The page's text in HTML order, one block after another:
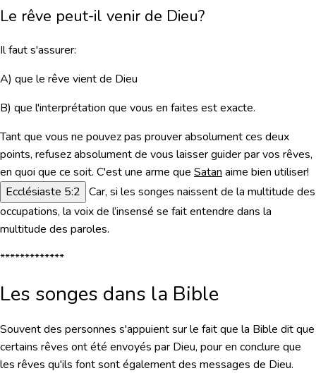
Le rêve peut-il venir de Dieu?
Il faut s'assurer:
A) que le rêve vient de Dieu
B) que l'interprétation que vous en faites est exacte.
Tant que vous ne pouvezpas prouver absolument ces deux
points, refusez absolument de vous laisser guider par vos rêves,
en quoi que ce soit. C'est une arme que Satan aime bien utiliser!
Ecclésiaste 5:2 Car, si les songes naissent de la multitude des
occupations, la voix de l’insensé se fait entendre dans la
multitude des paroles.
*************
Les songes dans la Bible
Souvent des personnes s'appuient sur le fait que la Bible dit que
certains rêves ont été envoyés par Dieu, pour en conclure que
les rêves qu'ils font sont également des messages de Dieu.